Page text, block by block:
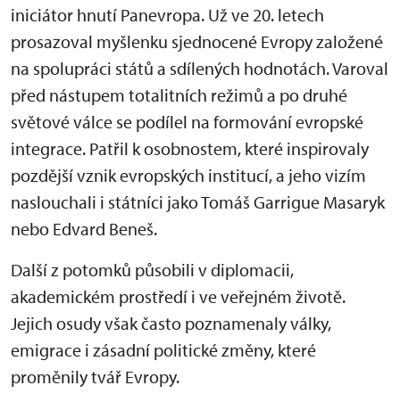
iniciátor hnutí Panevropa. Už ve 20. letech
prosazoval myšlenku sjednocené Evropy založené
na spolupráci států a sdílených hodnotách. Varoval
před nástupem totalitních režimů a po druhé
světové válce se podílel na formování evropské
integrace. Patřil k osobnostem, které inspirovaly
pozdější vznik evropských institucí, a jeho vizím
naslouchali i státníci jako Tomáš Garrigue Masaryk
nebo Edvard Beneš.
Další z potomků působili v diplomacii,
akademickém prostředí i ve veřejném životě.
Jejich osudy však často poznamenaly války,
emigrace i zásadní politické změny, které
proměnily tvář Evropy.